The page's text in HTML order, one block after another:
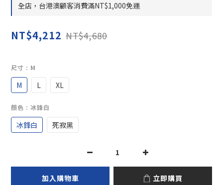
全店，台港澳顧客消費滿NT$1,000免運
NT$4,212 NT$4,680
尺寸 : M
M L XL
顏色 : 冰鋒白
冰鋒白 死寂黑
加入購物車 立即購買